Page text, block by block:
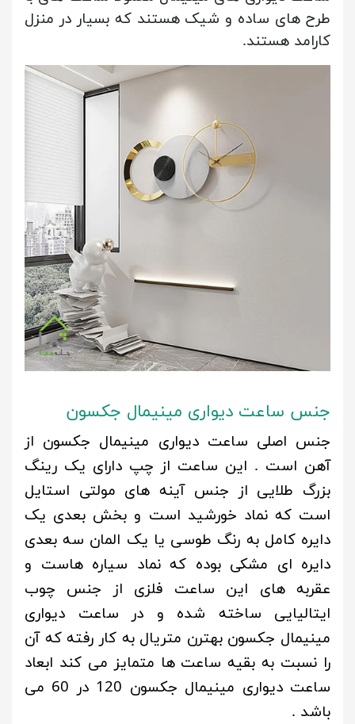
طرح های ساده و شیک هستند که بسیار در منزل
کارامد هستند.
جنس ساعت دیواری مینیمال جکسون
جنس اصلی ساعت دیواری مینیمال جکسون از
آهن است . این ساعت از چپ دارای یک رینگ
بزرگ طلایی از جنس آینه های مولتی استایل
است که نماد خورشید است و بخش بعدی یک
دایره کامل به رنگ طوسی یا یک المان سه بعدی
دایره ای مشکی بوده که نماد سیاره هاست و
عقربه های این ساعت فلزی از جنس چوب
ایتالیایی ساخته شده و در ساعت دیواری
مینیمال جکسون بهترن متریال به کار رفته که آن
را نسبت به بقیه ساعت ها متمایز می کند ابعاد
ساعت دیواری مینیمال جکسون 120 در 60 می
باشد .